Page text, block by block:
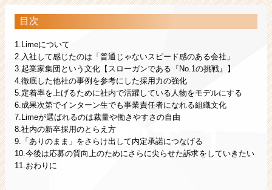
目次
1.Limeについて
2.入社して感じたのは「普通じゃないスピード感のある会社」
3.起業家集団という文化【スローガンである『No.1の挑戦』】
4.徹底した他社の事例を参考にした採用力の強化
5.定着率を上げるために社内で活躍している人物をモデルにする
6.成果次第でインターン生でも事業責任者になれる組織文化
7.Limeが選ばれるのは裁量や働きやすさの自由
8.社内の新卒採用のとらえ方
9.「ありのまま」をさらけ出して内定承諾につなげる
10.今後は応募の質向上のためにさらに尖らせた訴求をしていきたい
11.おわりに